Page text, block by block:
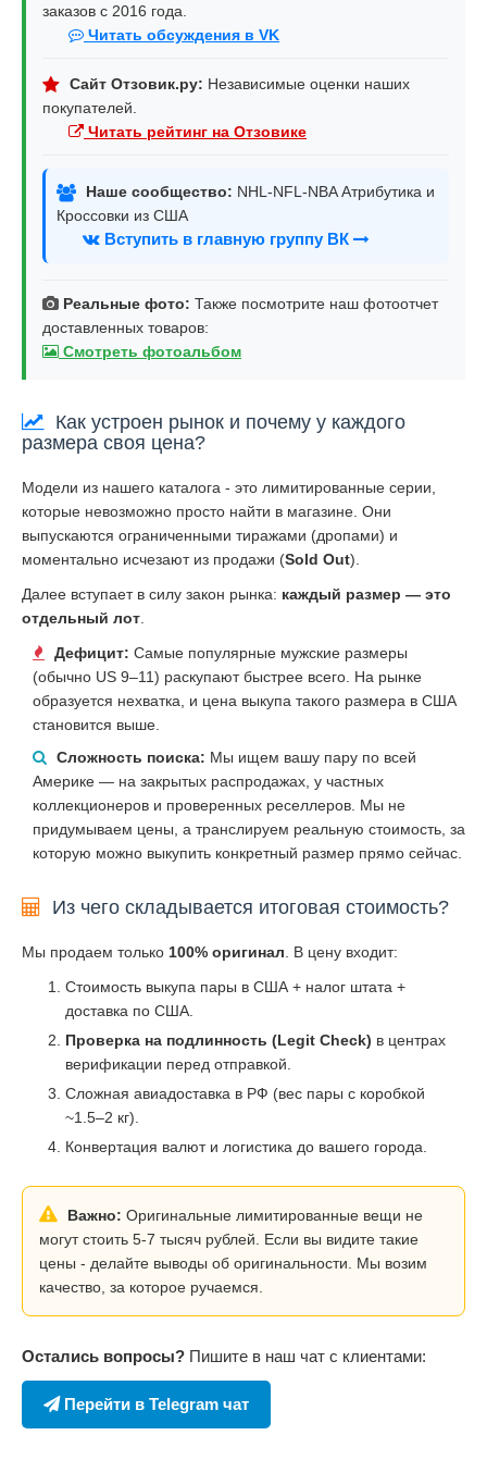
заказов с 2016 года.
Читать обсуждения в VK
Сайт Отзовик.ру: Независимые оценки наших
покупателей.
Читать рейтинг на Отзовике
Наше сообщество: NHL-NFL-NBA Атрибутика и
Кроссовки из США
Вступить в главную группу ВК
Реальные фото: Также посмотрите наш фотоотчет
доставленных товаров:
Смотреть фотоальбом
Как устроен рынок и почему у каждого
размера своя цена?
Модели из нашего каталога - это лимитированные серии,
которые невозможно просто найти в магазине. Они
выпускаются ограниченными тиражами (дропами) и
моментально исчезают из продажи (Sold Out).
Далее вступает в силу закон рынка: каждый размер — это
отдельный лот
Дефицит: Самые популярные мужские размеры
(обычно US 9–11) раскупают быстрее всего. На рынке
образуется нехватка, и цена выкупа такого размера в США
становится выше.
Сложность поиска: Мы ищем вашу пару по всей
Америке — на закрытых распродажах, у частных
коллекционеров и проверенных реселлеров. Мы не
придумываем цены, а транслируем реальную стоимость, за
которую можно выкупить конкретный размер прямо сейчас.
Из чего складывается итоговая стоимость?
Мы продаем только 100% оригинал . В цену входит:
Стоимость выкупа пары в США + налог штата +
доставка по США.
Проверка на подлинность (Legit Check) в центрах
верификации перед отправкой.
Сложная авиадоставка в РФ (вес пары с коробкой
~1.5–2 кг).
Конвертация валют и логистика до вашего города.
Важно: Оригинальные лимитированные вещи не
могут стоить 5-7 тысяч рублей. Если вы видите такие
цены - делайте выводы об оригинальности. Мы возим
качество, за которое ручаемся.
Остались вопросы? Пишите в наш чат с клиентами:
Перейти в Telegram чат